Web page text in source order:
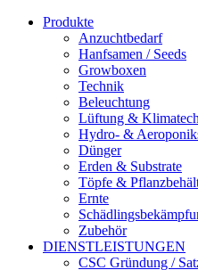
Produkte
Anzuchtbedarf
Hanfsamen / Seeds
Growboxen
Technik
Beleuchtung
Lüftung &
Hydro- &
Dünger
Erden & Substrate
Töpfe &
Ernte
Zubehör
DIENSTLEISTUNGEN
CSC Gründung /